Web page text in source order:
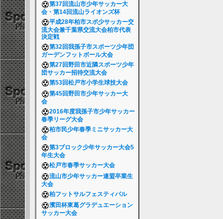
第37回流山市少年サッカー大
会・第14回流山ライオンズ杯
平成28年柏市スポ少サッカー交
流大会兼千葉県交流大会柏市代表
決定戦
第32回我孫子市スポーツ少年団
ガーデンフットボール大会
第27回野田市近隣スポーツ少年
団サッカー招待交流大会
第53回松戸市小学生球技大会
第45回野田市少年サッカー大
会
2016年度我孫子市少年サッカー
春季リーグ大会
柏市民少年春季ミニサッカー大
会
第3ブロック少年サッカー大会5
年生大会
松戸市春季サッカー大会
流山市少年サッカー連盟卒業生
大会
柏フットサルフェスティバル
濱田杯東葛グラデュエーション
サッカー大会